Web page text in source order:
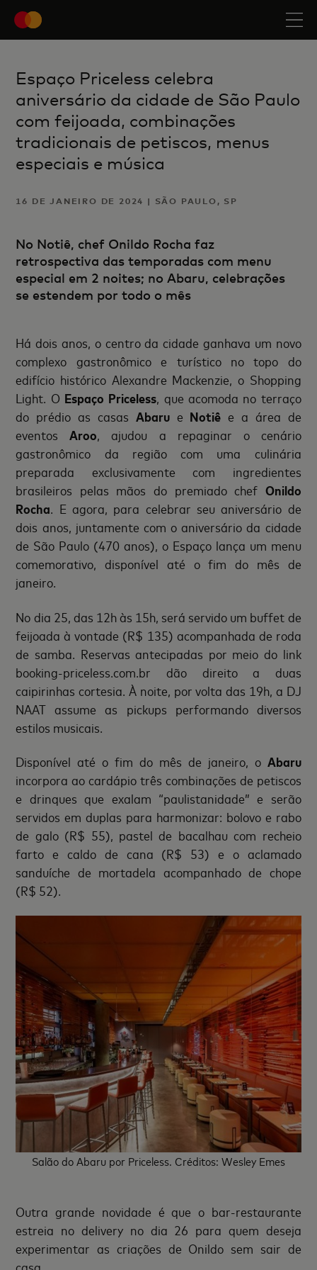
Espaço Priceless celebra
aniversário da cidade de São Paulo
com feijoada, combinações
tradicionais de petiscos, menus
especiais e música
16 DE JANEIRO DE 2024 | SÃO PAULO, SP
No Notiê, chef Onildo Rocha faz
retrospectiva das temporadas com menu
especial em 2 noites; no Abaru, celebrações
se estendem por todo o mês
Há dois anos, o centro da cidade ganhava um novo
complexo gastronômico e turístico no topo do
edifício histórico Alexandre Mackenzie, o Shopping
Light. O Espaço Priceless, que acomoda no terraço
do prédio as casas Abarue Notiê e a área de
eventosAroo, ajudou a repaginar o cenário
gastronômico da região com uma culinária
preparada exclusivamente com ingredientes
brasileiros pelas mãos do premiado chef Onildo
Rocha. E agora, para celebrar seu aniversário de
dois anos, juntamente com o aniversário da cidade
de São Paulo (470 anos), o Espaço lança um menu
comemorativo, disponível até o fim do mês de
janeiro.
No dia 25, das 12h às 15h, será servido um buffet de
feijoada à vontade (R$ 135) acompanhada de roda
de samba. Reservas antecipadas por meio do link
booking-priceless.com.br dão direito a duas
caipirinhas cortesia. À noite, por volta das 19h, a DJ
NAAT assume as pickups performando diversos
estilos musicais.
Disponível até o fim do mês de janeiro, o Abaru
incorpora ao cardápio três combinações de petiscos
e drinques que exalam “paulistanidade” e serão
servidos em duplas para harmonizar: bolovo e rabo
de galo (R$ 55), pastel de bacalhau com recheio
farto e caldo de cana (R$ 53) e o aclamado
sanduíche de mortadela acompanhado de chope
(R$ 52).
Salão do Abaru por Priceless. Créditos: Wesley Emes
Outra grande novidade é que o bar-restaurante
estreia no delivery no dia 26 para quem deseja
experimentar as criações de Onildo sem sair de
casa.